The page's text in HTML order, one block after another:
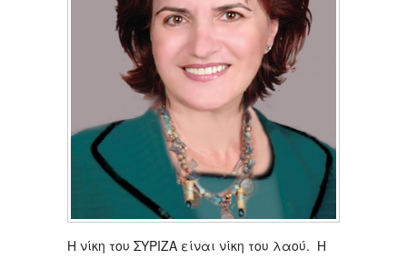
Η νίκη του ΣΥΡΙΖΑ είναι νίκη του λαού. Η